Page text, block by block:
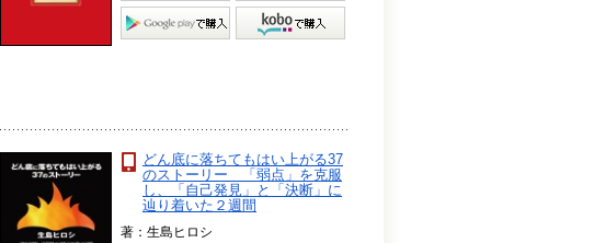
どん底に落ちてもはい上がる37
のストーリー 「弱点」を克服
し、「自己発見」と「決断」に
辿り着いた２週間
著：生島ヒロシ